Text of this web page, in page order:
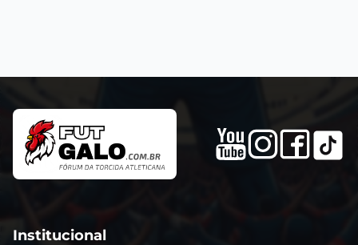
Institucional